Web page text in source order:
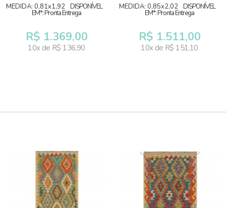
MEDIDA: 0,81x1,92 DISPONÍVEL
EM*: Pronta Entrega
R$ 1.369,00
10x de R$ 136,90
MEDIDA: 0,85x2,02 DISPONÍVEL
EM*: Pronta Entrega
R$ 1.511,00
10x de R$ 151,10